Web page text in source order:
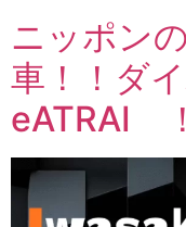
ニッポン
車！！ダ
eATRAI